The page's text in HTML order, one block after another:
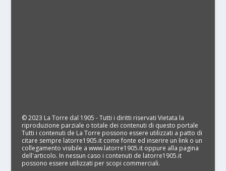
© 2023 La Torre dal 1905 - Tutti i diritti riservati Vietata la
riproduzione parziale o totale dei contenuti di questo portale
Tutti i contenuti de La Torre possono essere utilizzati a patto di
citare sempre latorre1905.it come fonte ed inserire un link o un
collegamento visibile a www.latorre1905.it oppure alla pagina
dell'articolo. In nessun caso i contenuti de latorre1905.it
possono essere utilizzati per scopi commerciali.